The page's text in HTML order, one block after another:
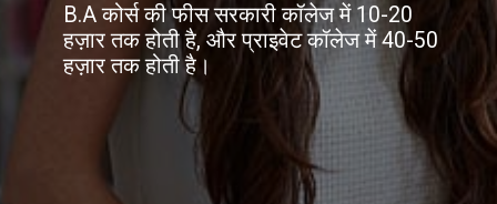
B.A कोर्स की फीस सरकारी कॉलेज में 10-20
हज़ार तक होती है, और प्राइवेट कॉलेज में 40-50
हज़ार तक होती है।